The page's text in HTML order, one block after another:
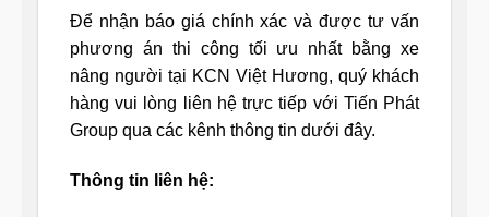
Để nhận báo giá chính xác và được tư vấn
phương án thi công tối ưu nhất bằng xe
nâng người tại KCN Việt Hương, quý khách
hàng vui lòng liên hệ trực tiếp với Tiến Phát
Group qua các kênh thông tin dưới đây.
Thông tin liên hệ: